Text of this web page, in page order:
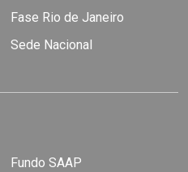
Fase Rio de Janeiro
Sede Nacional
Fundo SAAP